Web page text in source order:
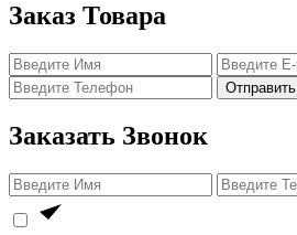
Заказ Товара
Отправить
Заказать Звонок